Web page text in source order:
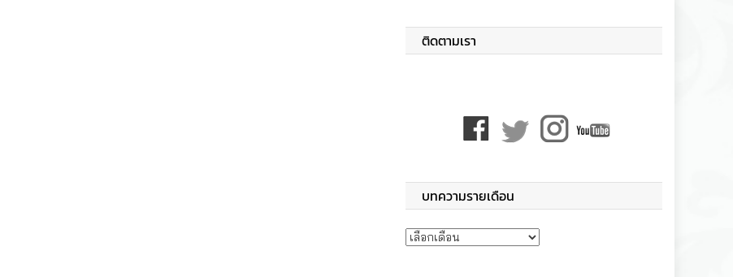
ติดตามเรา
บทความรายเดือน
บทความรายเดือน